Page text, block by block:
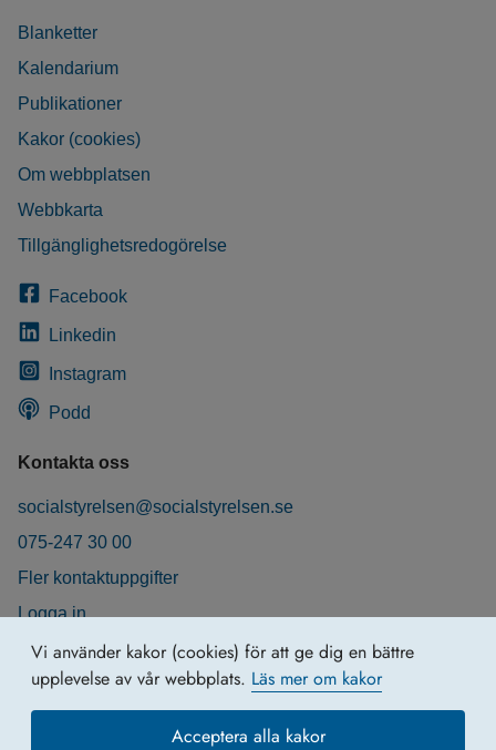
Vi använder kakor (cookies) för att ge dig en bättre
upplevelse av vår webbplats. Läs mer om kakor
Acceptera alla kakor
Blanketter
Kalendarium
Publikationer
Kakor (cookies)
Om webbplatsen
Webbkarta
Tillgänglighetsredogörelse
Facebook
Linkedin
Instagram
Podd
Kontakta oss
socialstyrelsen@socialstyrelsen.se
075-247 30 00
Fler kontaktuppgifter
Logga in
Behandling av personuppgifter